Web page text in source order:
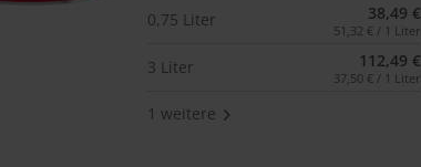
0,75 Liter 38,49 €
51,32 € / 1 Liter
3 Liter 112,49 €
37,50 € / 1 Liter
1 weitere